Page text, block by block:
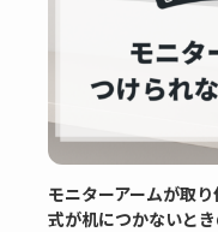
モニターアームが取
式が机につかないと